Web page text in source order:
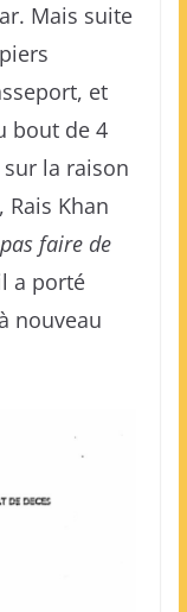
Mais suite
et
bout de 4
la raison
Khan
faire de
a porté
nouveau